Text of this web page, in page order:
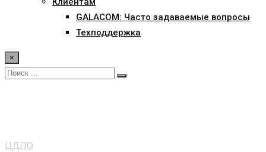
GALACOM: Часто задаваемые вопросы
Техподдержка
×
ЦДПО